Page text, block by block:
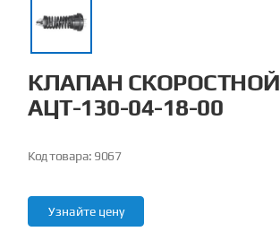
КЛАПАН СКОРОСТНОЙ
АЦТ-130-04-18-00
Код товара: 9067
Узнайте цену